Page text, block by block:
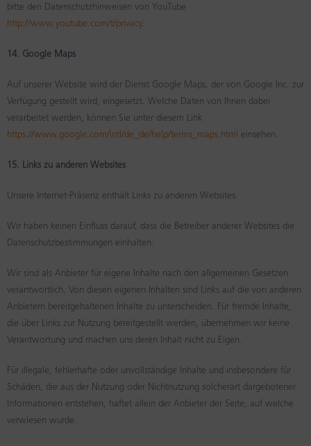
bitte den Datenschutzhinweisen von YouTube
http://www.youtube.com/t/privacy.
14. Google Maps
Auf unserer Website wird der Dienst Google Maps, der von Google Inc. zur
Verfügung gestellt wird, eingesetzt. Welche Daten von Ihnen dabei
verarbeitet werden, können Sie unter diesem Link
https://www.google.com/intl/de_de/help/terms_maps.html einsehen.
15. Links zu anderen Websites
Unsere Internet-Präsenz enthält Links zu anderen Websites.
Wir haben keinen Einfluss darauf, dass die Betreiber anderer Websites die
Datenschutzbestimmungen einhalten.
Wir sind als Anbieter für eigene Inhalte nach den allgemeinen Gesetzen
verantwortlich. Von diesen eigenen Inhalten sind Links auf die von anderen
Anbietern bereitgehaltenen Inhalte zu unterscheiden. Für fremde Inhalte,
die über Links zur Nutzung bereitgestellt werden, übernehmen wir keine
Verantwortung und machen uns deren Inhalt nicht zu Eigen.
Für illegale, fehlerhafte oder unvollständige Inhalte und insbesondere für
Schäden, die aus der Nutzung oder Nichtnutzung solcherart dargebotener
Informationen entstehen, haftet allein der Anbieter der Seite, auf welche
verwiesen wurde.